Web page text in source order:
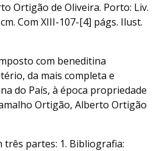
Ortigão de Oliveira. Porto: Liv.
Com XIII-107-[4] págs. Ilust.
com beneditina
da mais completa e
do País, à época propriedade
Ortigão, Alberto Ortigão
três partes: 1. Bibliografia: